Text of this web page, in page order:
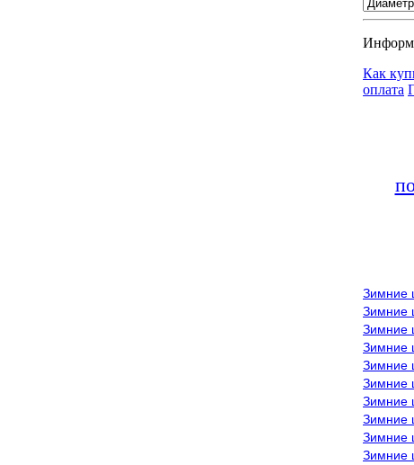
Как
оплата
Зимние
Зимние
Зимние
Зимние
Зимние
Зимние
Зимние
Зимние
Зимние
Зимние